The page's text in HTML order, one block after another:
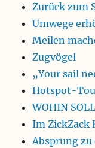
Zurück zum
Umwege
Meilen
Zugvögel
„Your sail
Hotspot-
WOHIN
Im ZickZack
Absprung zu